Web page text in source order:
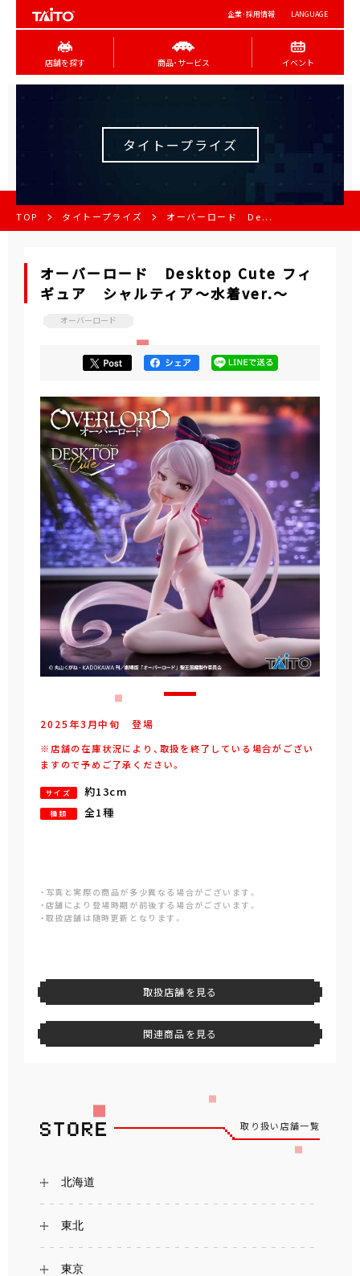
企業･採用情報 LANGUAGE
店舗を探す 商品･サービス イベント
タイトープライズ
TOP タイトープライズ オーバーロード De...
オーバーロード Desktop Cute フィ
ギュア シャルティア～水着ver.～
オーバーロード
2025年3 月中旬 登場
※店舗の在庫状況により、取扱を終了している場合がござい
ますので予めご了承ください。
サイズ 約13cm
種類 全1種
・写真と実際の商品が多少異なる場合がございます。
・店舗により登場時期が前後する場合がございます。
・取扱店舗は随時更新となります。
取扱店舗を見る
関連商品を見る
取り扱い店舗一覧
北海道
東北
東京